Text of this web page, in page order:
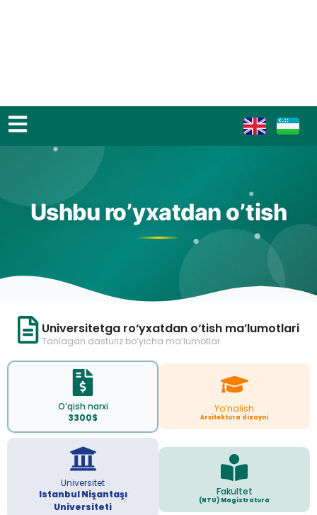
Ushbu ro’yxatdan o’tish
Universitetga ro‘yxatdan o‘tish ma’lumotlari
Tanlagan dasturiz bo‘yicha ma’lumotlar
O‘qish narxi
3300$
Yo‘nalish
Arxitektura dizayni
Universitet
Istanbul Nişantaşı
Universiteti
Fakultet
(NTU) Magistratura